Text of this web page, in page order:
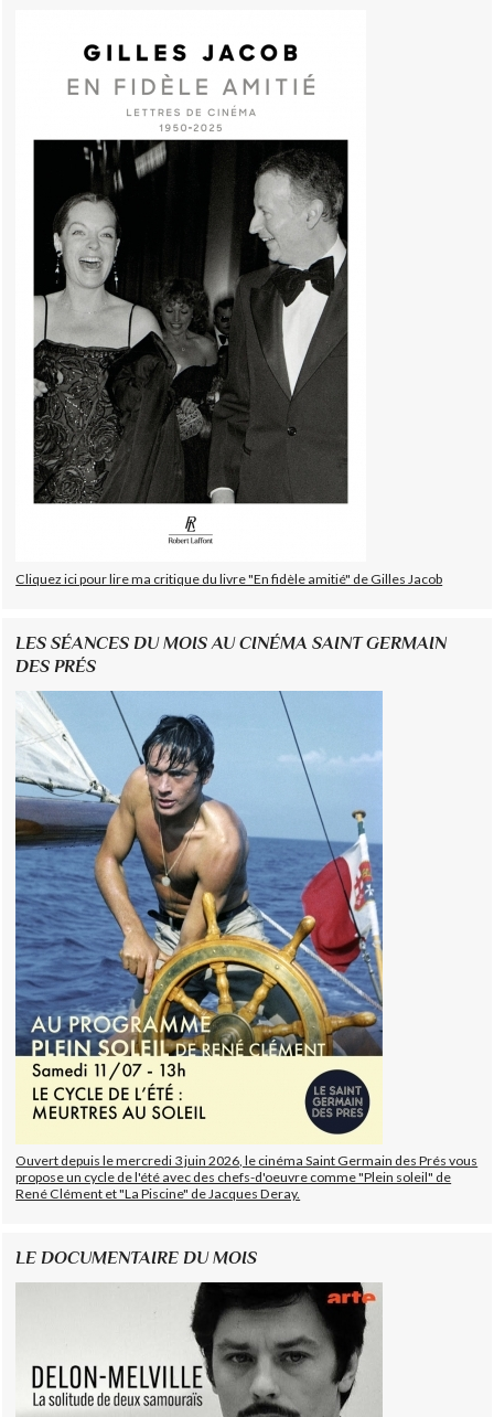
Cliquez ici pour lire ma critique du livre "En fidèle amitié" de Gilles Jacob
LES SÉANCES DU MOIS AU CINÉMA SAINT GERMAIN
DES PRÉS
Ouvert depuis le mercredi 3 juin 2026, le cinéma Saint Germain des Prés vous
propose un cycle de l'été avec des chefs-d'oeuvre comme "Plein soleil" de
René Clément et "La Piscine" de Jacques Deray.
LE DOCUMENTAIRE DU MOIS